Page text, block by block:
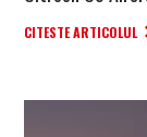
CITESTE ARTICOLUL